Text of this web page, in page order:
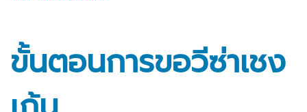
ขั้นตอนการขอวีซ่าเชง
เก้น